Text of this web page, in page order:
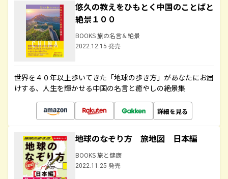
悠久の教えをひもとく中国のことばと
絶景１００
BOOKS 旅の名言＆絶景
2022.12.15 発売
世界を４０年以上歩いてきた「地球の歩き方」があなたにお届
けする、人生を輝かせる中国の名言と癒やしの絶景集
詳細を見る
地球のなぞり方 旅地図 日本編
BOOKS 旅と健康
2022.11.25 発売